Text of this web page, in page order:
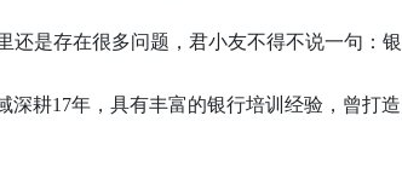
还是存在很多问题，君小友不得不说一句：
深耕17年，具有丰富的银行培训经验，曾打